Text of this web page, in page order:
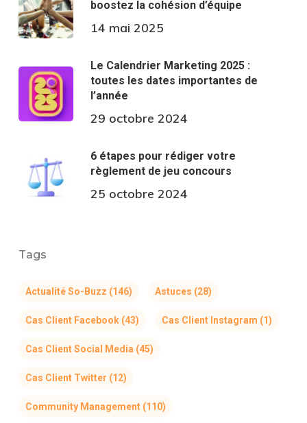
boostez la cohésion d’équipe
14 mai 2025
Le Calendrier Marketing 2025 :
toutes les dates importantes de
l’année
29 octobre 2024
6 étapes pour rédiger votre
règlement de jeu concours
25 octobre 2024
Tags
Actualité So-Buzz (146) Astuces (28)
Cas Client Facebook(43) Cas Client Instagram (1)
Cas Client Social Media (45)
Cas Client Twitter (12)
Community Management(110)